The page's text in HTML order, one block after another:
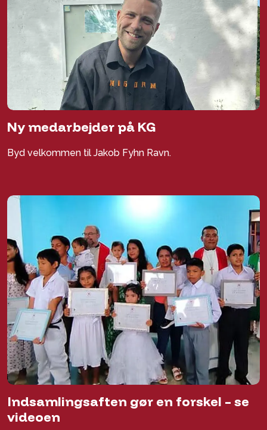
Ny medarbejder på KG
Byd velkommen til Jakob Fyhn Ravn.
Indsamlingsaften gør en forskel – se
videoen